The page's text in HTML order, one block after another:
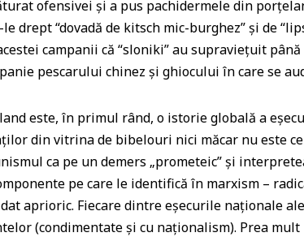
ss
ar
d
az
ă
ofensivei şi a pus pachidermele din
drept “dovadă de kitsch mic-burghez” şi de
campanii că “sloniki” au supravieţuit
pescarului chinez şi ghiocului în care se
este, în primul rând, o istorie globală a
din vitrina de bibelouri nici măcar nu este
ca pe un demers „prometeic” şi
pe care le identifică în marxism –
aprioric. Fiecare dintre eşecurile naţionale
(condimentate şi cu naţionalism). Prea